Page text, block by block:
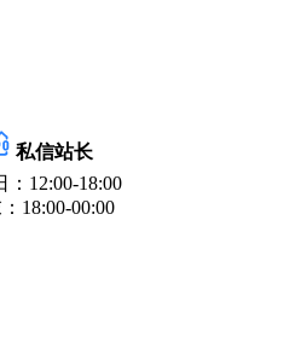
私信站长
：12:00-18:00
18:00-00:00